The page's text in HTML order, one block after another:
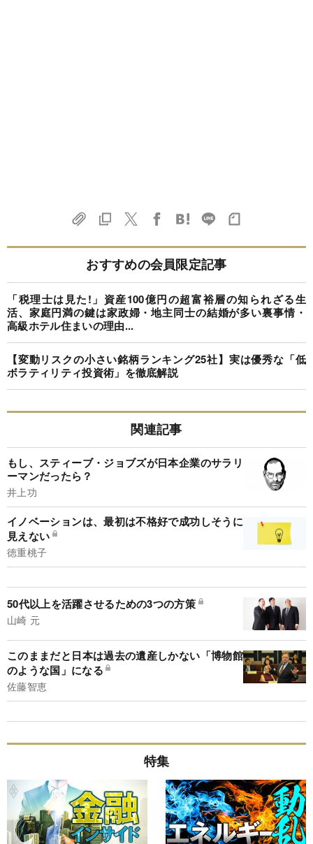
おすすめの会員限定記事
「税理士は見た!」資産100億円の超富裕層の知られざる生
活、家庭円満の鍵は家政婦・地主同士の結婚が多い裏事情・
高級ホテル住まいの理由...
【変動リスクの小さい銘柄ランキング25社】実は優秀な「低
ボラティリティ投資術」を徹底解説
関連記事
もし、スティーブ・ジョブズが日本企業のサラリ
ーマンだったら？
井上功
イノベーションは、最初は不格好で成功しそうに
見えない
徳重桃子
50代以上を活躍させるための3つの方策
山崎 元
このままだと日本は過去の遺産しかない「博物館
のような国」になる
佐藤智恵
特集